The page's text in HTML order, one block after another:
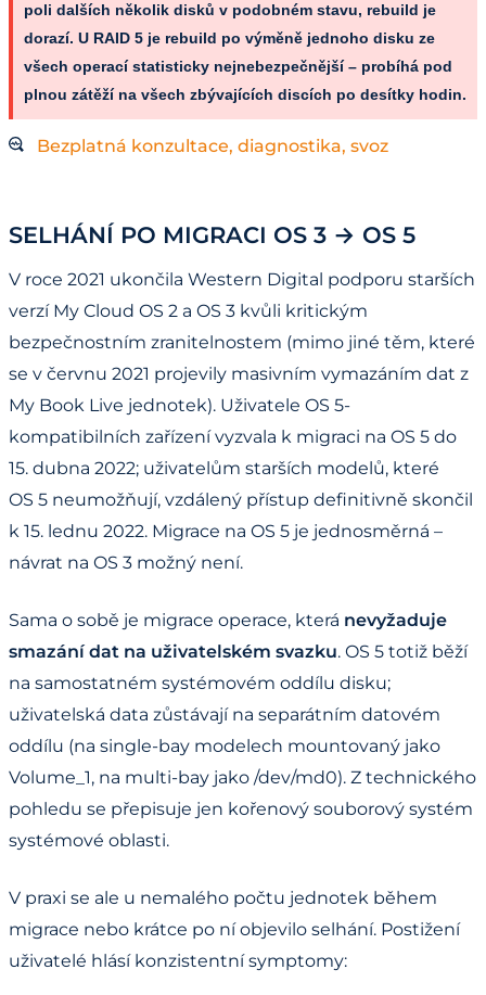
poli dalších několik disků v podobném stavu, rebuild je
dorazí. U RAID 5 je rebuild po výměně jednoho disku ze
všech operací statisticky nejnebezpečnější – probíhá pod
plnou zátěží na všech zbývajících discích po desítky hodin.
Bezplatná konzultace, diagnostika, svoz
SELHÁNÍ PO MIGRACI OS 3 → OS 5
V roce 2021 ukončila Western Digital podporu starších
verzí My Cloud OS 2 a OS 3 kvůli kritickým
bezpečnostním zranitelnostem (mimo jiné těm, které
se v červnu 2021 projevily masivním vymazáním dat z
My Book Live jednotek). Uživatele OS 5-
kompatibilních zařízení vyzvala k migraci na OS 5 do
15. dubna 2022; uživatelům starších modelů, které
OS 5 neumožňují, vzdálený přístup definitivně skončil
k 15. lednu 2022. Migrace na OS 5 je jednosměrná –
návrat na OS 3 možný není.
Sama o sobě je migrace operace, která nevyžaduje
smazání dat na uživatelském svazku. OS 5 totiž běží
na samostatném systémovém oddílu disku;
uživatelská data zůstávají na separátním datovém
oddílu (na single-bay modelech mountovaný jako
Volume_1, na multi-bay jako /dev/md0). Z technického
pohledu se přepisuje jen kořenový souborový systém
systémové oblasti.
V praxi se ale u nemalého počtu jednotek během
migrace nebo krátce po ní objevilo selhání. Postižení
uživatelé hlásí konzistentní symptomy: